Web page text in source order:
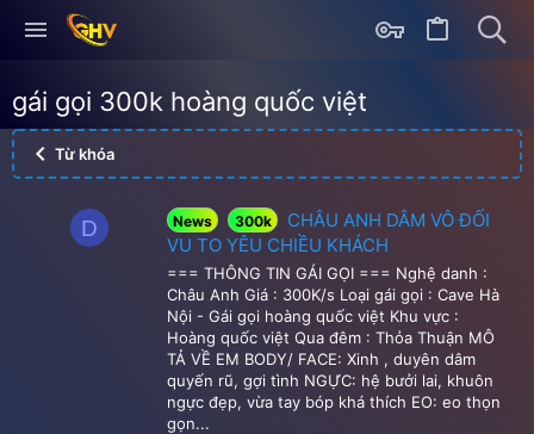
gái gọi 300k hoàng quốc việt
Từ khóa
D News 300k
CHÂU ANH DÂM VÔ ĐỐI
VU TO YÊU CHIỀU KHÁCH
=== THÔNG TIN GÁI GỌI === Nghệ danh :
Châu Anh Giá : 300K/s Loại gái gọi : Cave Hà
Nội - Gái gọi hoàng quốc việt Khu vực :
Hoàng quốc việt Qua đêm : Thỏa Thuận MÔ
TẢ VỀ EM BODY/ FACE: Xinh , duyên dâm
quyến rũ, gợi tình NGỰC: hệ bưởi lai, khuôn
ngực đẹp, vừa tay bóp khá thích EO: eo thọn
gọn...